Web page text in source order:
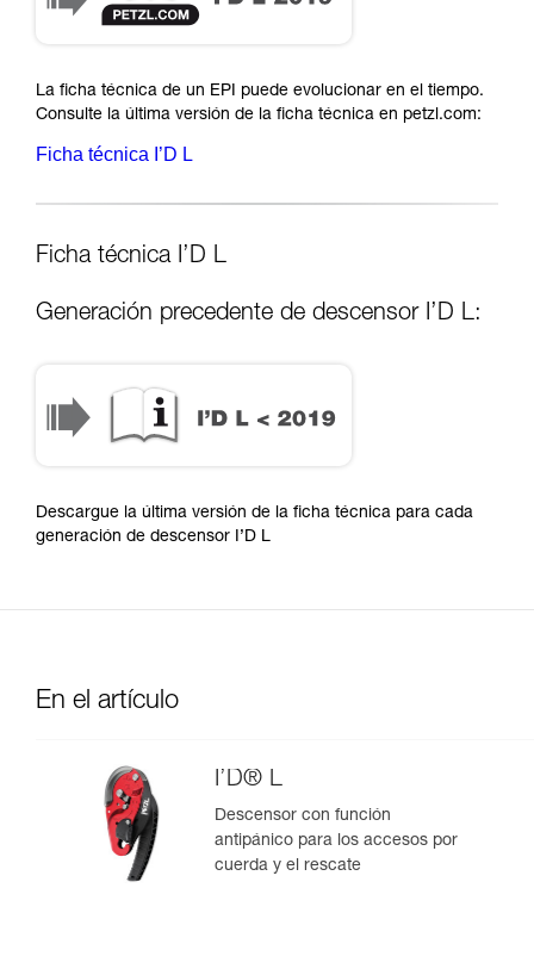
La ficha técnica de un EPI puede evolucionar en el tiempo.
Consulte la última versión de la ficha técnica en petzl.com:
Ficha técnica I’D L
Ficha técnica I’D L
Generación precedente de descensor I’D L:
Descargue la última versión de la ficha técnica para cada
generación de descensor I’D L
En el artículo
I’D® L
Descensor con función
antipánico para los accesos por
cuerda y el rescate